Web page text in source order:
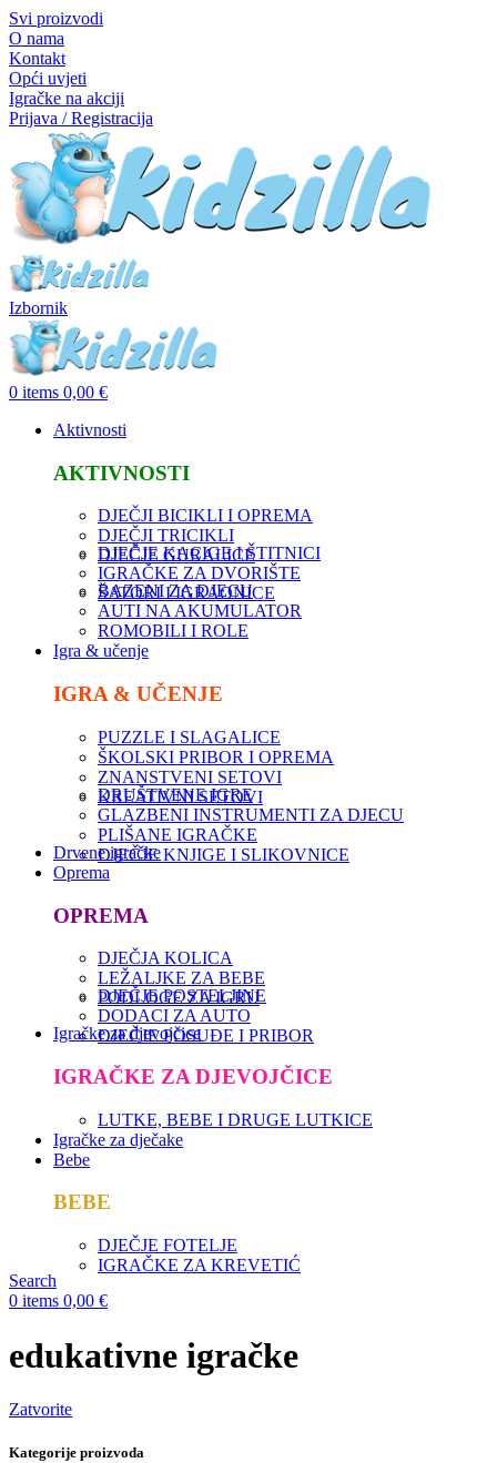
Svi proizvodi
O nama
Kontakt
Opći uvjeti
Igračke na akciji
Prijava / Registracija
Izbornik
0 items 0,00 €
Aktivnosti
AKTIVNOSTI
DJEČJI BICIKLI I OPREMA
DJEČJI TRICIKLI
DJEČJE GURALICE
DJEČJE KACIGE I ŠTITNICI
IGRAČKE ZA DVORIŠTE
ŠATORI I IGRAONICE
BAZENI ZA DJECU
AUTI NA AKUMULATOR
ROMOBILI I ROLE
Igra & učenje
IGRA & UČENJE
PUZZLE I SLAGALICE
ŠKOLSKI PRIBOR I OPREMA
ZNANSTVENI SETOVI
KREATIVNI SETOVI
DRUŠTVENE IGRE
GLAZBENI INSTRUMENTI ZA DJECU
PLIŠANE IGRAČKE
DJEČJE KNJIGE I SLIKOVNICE
Drvene igračke
Oprema
OPREMA
DJEČJA KOLICA
LEŽALJKE ZA BEBE
PODLOGE ZA IGRU
DJEČJE POSTELJINE
DODACI ZA AUTO
DJEČJE POSUĐE I PRIBOR
Igračke za djevojčice
IGRAČKE ZA DJEVOJČICE
LUTKE, BEBE I DRUGE LUTKICE
Igračke za dječake
Bebe
BEBE
DJEČJE FOTELJE
IGRAČKE ZA KREVETIĆ
Search
0 items 0,00 €
edukativne igračke
Zatvorite
Kategorije proizvoda